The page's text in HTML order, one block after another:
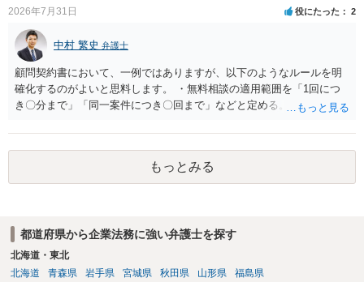
2026年7月31日 役にたった 2
中村 繁史 弁護士
顧問契約書において、一例ではありますが、以下のようなルールを明
確化するのがよいと思料します。 ・無料相談の適用範囲を「1回につ
き〇分まで」「同一案件につき〇回まで」などと定める。 ・無料相談
ず、継続して対応する場合は「個別受任（有料契約）」が必要であ
る。 ・無料相談から個別の事件処理へ移行する場合は、弁護士と従業
員との間で必ず個別の委任契約書を締結し、着手金や報酬等の費用体
系を事前に明示する手続を義務付ける。 相談料が無料であっても、法
す。したがって、著しく不誠実な対応、放置、あるいは誤った不当な
回答を繰り返したような場合には、弁護士法上の誠実義務違反や品位
保持違反（弁護士法56条1項）として、弁護士会の懲戒対象となり得る
もっとみる
都道府県から企業法務に強い弁護士を探す
北海道・東北
北海道
青森県 岩手県 宮城県 秋田県 山形県 福島県